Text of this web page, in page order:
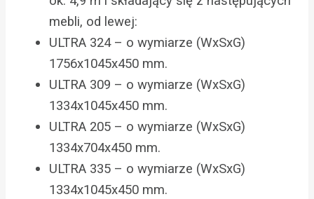
mebli, od lewej:
ULTRA 324 – o wymiarze (WxSxG)
1756x1045x450 mm.
ULTRA 309 – o wymiarze (WxSxG)
1334x1045x450 mm.
ULTRA 205 – o wymiarze (WxSxG)
1334x704x450 mm.
ULTRA 335 – o wymiarze (WxSxG)
1334x1045x450 mm.